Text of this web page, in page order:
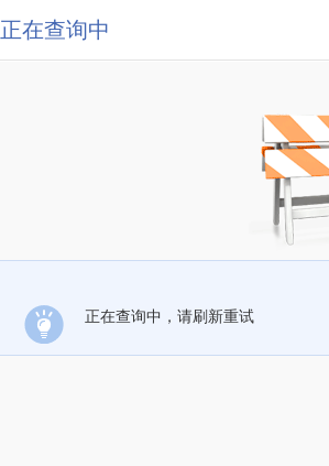
正在查询中
正在查询中，请刷新重试